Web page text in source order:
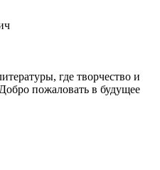
где творчество и
пожаловать в будущее